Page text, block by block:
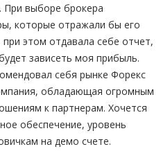
выборе брокера
которые отражали бы его
этом отдавала себе отчет,
зависеть моя прибыль.
себя рынке Форекс
обладающая огромным
к партнерам. Хочется
обеспечение, уровень
на демо счете.